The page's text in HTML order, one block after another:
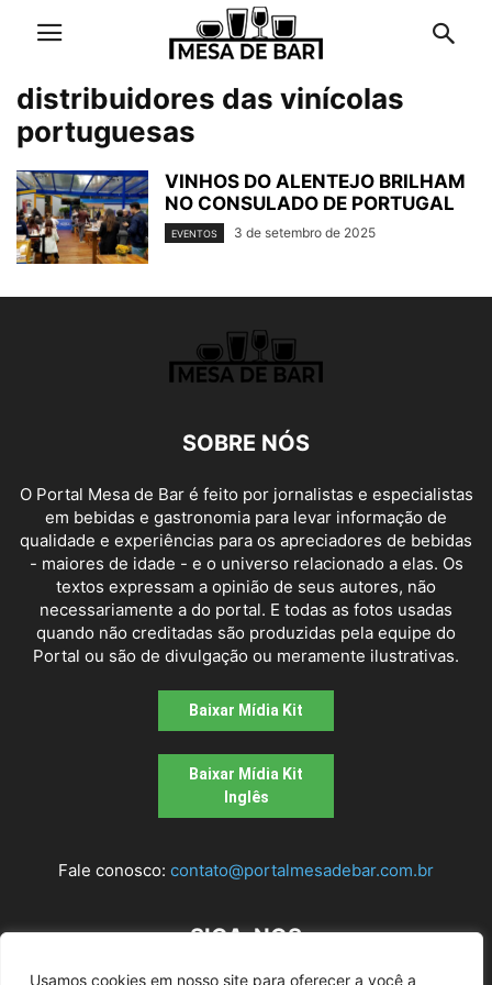
Usamos cookies em nosso site para oferecer a você a
distribuidores das vinícolas
portuguesas
VINHOS DO ALENTEJO BRILHAM
NO CONSULADO DE PORTUGAL
EVENTOS 3 de setembro de 2025
SOBRE NÓS
O Portal Mesa de Bar é feito por jornalistas e especialistas
em bebidas e gastronomia para levar informação de
qualidade e experiências para os apreciadores de bebidas
- maiores de idade - e o universo relacionado a elas. Os
textos expressam a opinião de seus autores, não
necessariamente a do portal. E todas as fotos usadas
quando não creditadas são produzidas pela equipe do
Portal ou são de divulgação ou meramente ilustrativas.
Baixar Mídia Kit
Baixar Mídia Kit
Inglês
Fale conosco: contato@portalmesadebar.com.br
SIGA-NOS